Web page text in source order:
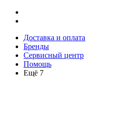
Доставка и оплата
Бренды
Сервисный центр
Помощь
Ещё 7